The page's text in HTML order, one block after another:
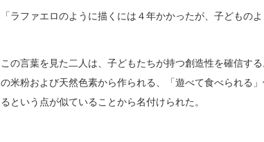
「ラファエロのように描くには４年かかったが、子どもの
この言葉を見た二人は、子どもたちが持つ創造性を確信す
の米粉および天然色素から作られる、「遊べて食べられる
るという点が似ていることから名付けられた。